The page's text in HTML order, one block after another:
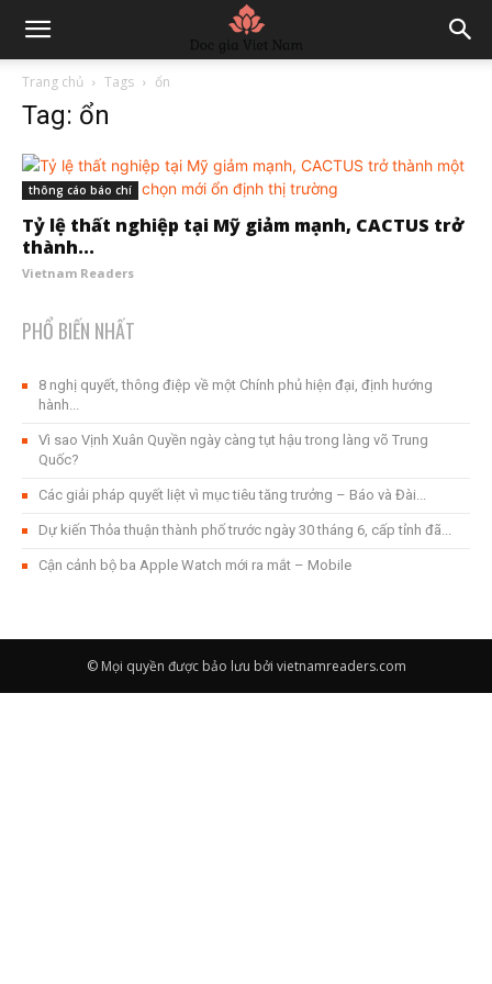
Trang chủ Tags ổn
Tag: ổn
thông cáo báo chí
Tỷ lệ thất nghiệp tại Mỹ giảm mạnh, CACTUS trở
thành...
Vietnam Readers
PHỔ BIẾN NHẤT
8 nghị quyết, thông điệp về một Chính phủ hiện đại, định hướng
hành...
Vì sao Vịnh Xuân Quyền ngày càng tụt hậu trong làng võ Trung
Quốc?
Các giải pháp quyết liệt vì mục tiêu tăng trưởng – Báo và Đài...
Dự kiến ​​Thỏa thuận thành phố trước ngày 30 tháng 6, cấp tỉnh đã...
Cận cảnh bộ ba Apple Watch mới ra mắt – Mobile
© Mọi quyền được bảo lưu bởi vietnamreaders.com